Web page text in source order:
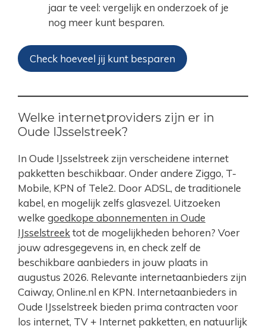
jaar te veel: vergelijk en onderzoek of je
nog meer kunt besparen.
Check hoeveel jij kunt besparen
Welke internetproviders zijn er in
Oude IJsselstreek?
In Oude IJsselstreek zijn verscheidene internet
pakketten beschikbaar. Onder andere Ziggo, T-
Mobile, KPN of Tele2. Door ADSL, de traditionele
kabel, en mogelijk zelfs glasvezel. Uitzoeken
welke goedkope abonnementen in Oude
IJsselstreektot de mogelijkheden behoren? Voer
jouw adresgegevens in, en check zelf de
beschikbare aanbieders in jouw plaats in
augustus 2026. Relevante internetaanbieders zijn
Caiway, Online.nl en KPN. Internetaanbieders in
Oude IJsselstreek bieden prima contracten voor
los internet, TV + Internet pakketten, en natuurlijk